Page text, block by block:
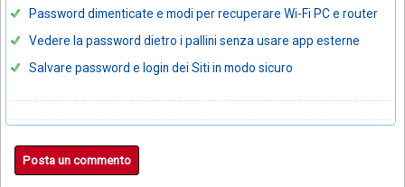
Password dimenticate e modi per recuperare Wi-Fi PC e router
Vedere la password dietro i pallini senza usare app esterne
Salvare password e login dei Siti in modo sicuro
Posta un commento